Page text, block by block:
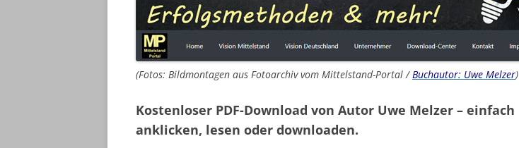
(Fotos: Bildmontagen aus Fotoarchiv vom Mittelstand-Portal /Buchautor: Uwe Melzer)
Kostenloser PDF-Download von Autor Uwe Melzer – einfach
anklicken, lesen oder downloaden.